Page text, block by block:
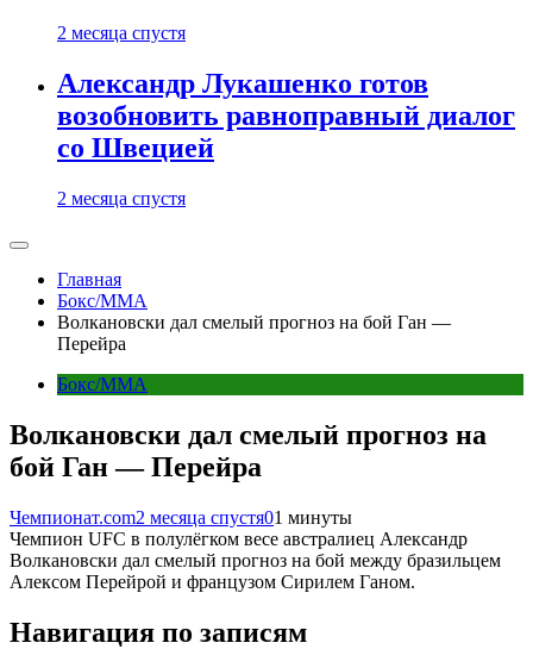
2 месяца спустя
Александр Лукашенко готов
возобновить равноправный диалог
со Швецией
2 месяца спустя
Главная
Бокс/MMA
Волкановски дал смелый прогноз на бой Ган —
Перейра
Бокс/MMA
Волкановски дал смелый прогноз на
бой Ган — Перейра
Чемпионат.com2 месяца спустя01 минуты
Чемпион UFC в полулёгком весе австралиец Александр
Волкановски дал смелый прогноз на бой между бразильцем
Алексом Перейрой и французом Сирилем Ганом.
Навигация по записям